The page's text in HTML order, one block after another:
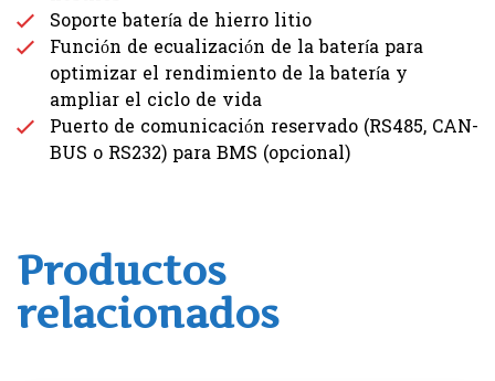
Soporte batería de hierro litio
Función de ecualización de la batería para
optimizar el rendimiento de la batería y
ampliar el ciclo de vida
Puerto de comunicación reservado (RS485, CAN-
BUS o RS232) para BMS (opcional)
Productos
relacionados